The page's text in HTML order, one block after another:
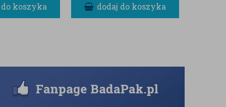
do koszyka dodaj do koszyka